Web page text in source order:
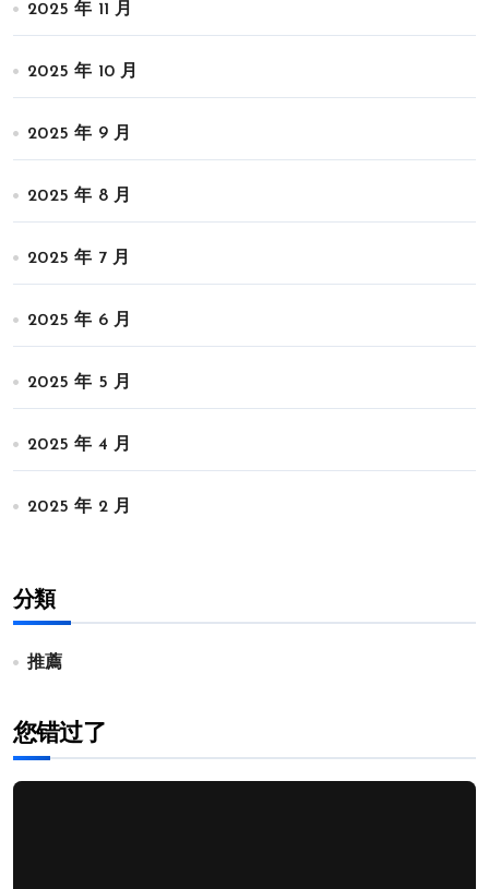
2025 年 11 月
2025 年 10 月
2025 年 9 月
2025 年 8 月
2025 年 7 月
2025 年 6 月
2025 年 5 月
2025 年 4 月
2025 年 2 月
分類
推薦
您错过了